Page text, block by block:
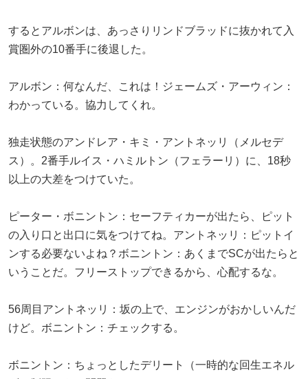
するとアルボンは、あっさりリンドブラッドに抜かれて入
賞圏外の10番手に後退した。
アルボン：何なんだ、これは！ジェームズ・アーウィン：
わかっている。協力してくれ。
独走状態のアンドレア・キミ・アントネッリ（メルセデ
ス）。2番手ルイス・ハミルトン（フェラーリ）に、18秒
以上の大差をつけていた。
ピーター・ボニントン：セーフティカーが出たら、ピット
の入り口と出口に気をつけてね。アントネッリ：ピットイ
ンする必要ないよね？ボニントン：あくまでSCが出たらと
いうことだ。フリーストップできるから、心配するな。
56周目アントネッリ：坂の上で、エンジンがおかしいんだ
けど。ボニントン：チェックする。
ボニントン：ちょっとしたデリート（一時的な回生エネル